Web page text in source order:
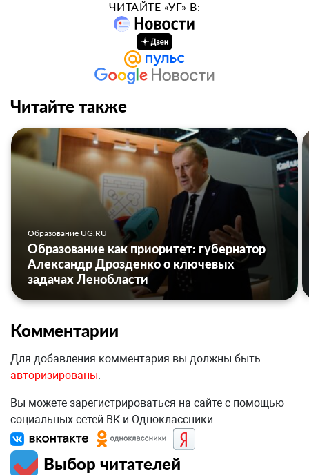
ЧИТАЙТЕ «УГ» В:
Читайте также
Образование UG.RU
Образование как приоритет: губернатор
Александр Дрозденко о ключевых
задачах Ленобласти
Комментарии
Для добавления комментария вы должны быть
авторизированы.
Вы можете зарегистрироваться на сайте с помощью
социальных сетей ВК и Одноклассники
Выбор читателей